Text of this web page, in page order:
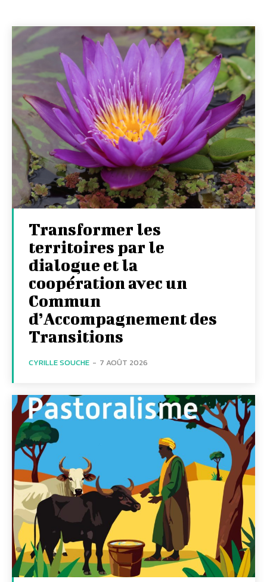
Transformer les
territoires par le
dialogue et la
coopération avec un
Commun
d’Accompagnement des
Transitions
CYRILLE SOUCHE - 7 AOÛT 2026